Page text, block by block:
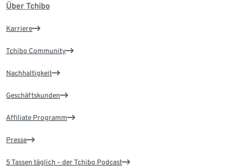
Über Tchibo
Karriere
Tchibo Community
Nachhaltigkeit
Geschäftskunden
Affiliate Programm
Presse
5 Tassen täglich – der Tchibo Podcast